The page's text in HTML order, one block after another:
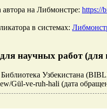
на Либмонстре: https://
в системах:
научных работ (для
Узбекистана
Gül-ve-ruh-hali (дата